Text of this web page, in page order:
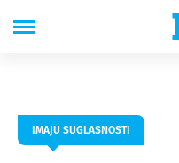
IMAJU SUGLASNOSTI